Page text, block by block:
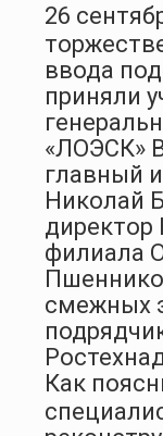
26
ввода
приняли
«ЛОЭСК»
главный
Николай
директор
филиала
смежных
Как